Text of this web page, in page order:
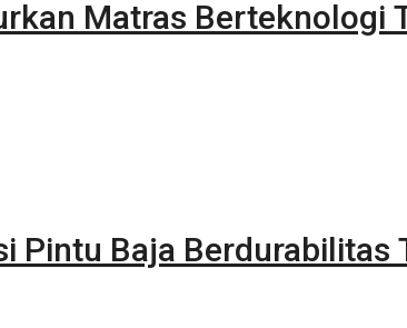
Matras Berteknologi
Pintu Baja Berdurabilitas